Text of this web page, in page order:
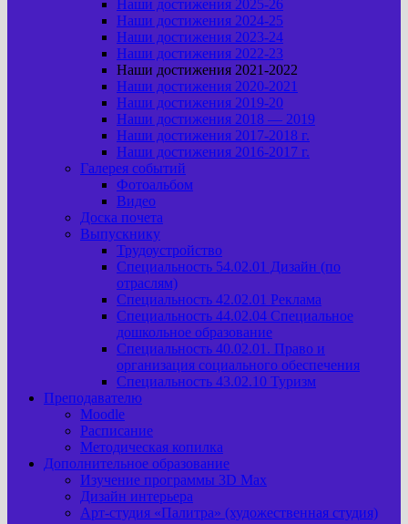
Наши достижения 2025-26
Наши достижения 2024-25
Наши достижения 2023-24
Наши достижения 2022-23
Наши достижения 2021-2022
Наши достижения 2020-2021
Наши достижения 2019-20
Наши достижения 2018 — 2019
Наши достижения 2017-2018 г.
Наши достижения 2016-2017 г.
Галерея событий
Фотоальбом
Видео
Доска почета
Выпускнику
Трудоустройство
Специальность 54.02.01 Дизайн (по
отраслям)
Специальность 42.02.01 Реклама
Специальность 44.02.04 Специальное
дошкольное образование
Специальность 40.02.01. Право и
организация социального обеспечения
Специальность 43.02.10 Туризм
Преподавателю
Moodle
Расписание
Методическая копилка
Дополнительное образование
Изучение программы 3D Max
Дизайн интерьера
Арт-cтудия «Палитра» (художественная студия)